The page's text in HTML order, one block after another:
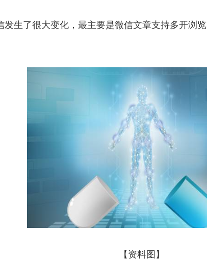
发生了很大变化，最主要是微信文章支持多开浏
【资料图】